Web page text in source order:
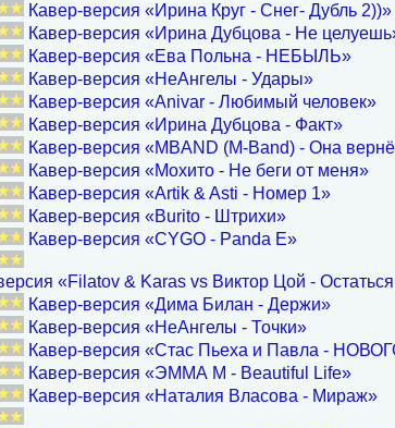
Кавер-версия «Ирина Круг - Снег- Дубль 2))»
Кавер-версия «Ирина Дубцова - Не
Кавер-версия «Ева Польна - НЕБЫЛЬ»
Кавер-версия «НеАнгелы - Удары»
Кавер-версия «Anivar - Любимый человек»
Кавер-версия «Ирина Дубцова - Факт»
Кавер-версия «MBAND (M-Band) - Она
Кавер-версия «Мохито - Не беги от меня»
Кавер-версия «Artik & Asti - Номер 1»
Кавер-версия «Burito - Штрихи»
Кавер-версия «CYGO - Panda E»
«Filatov & Karas vs Виктор Цой -
Кавер-версия «Дима Билан - Держи»
Кавер-версия «НеАнгелы - Точки»
Кавер-версия «Стас Пьеха и Павла -
Кавер-версия «ЭММА М - Beautiful Life»
Кавер-версия «Наталия Власова - Мираж»